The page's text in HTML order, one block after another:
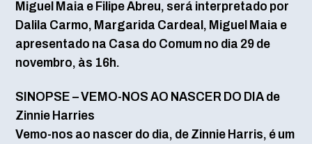
Miguel Maia e Filipe Abreu, será interpretado por
Dalila Carmo, Margarida Cardeal, Miguel Maia e
apresentado na Casa do Comum no dia 29 de
novembro, às 16h.
SINOPSE – VEMO-NOS AO NASCER DO DIA de
Zinnie Harries
Vemo-nos ao nascer do dia, de Zinnie Harris, é um